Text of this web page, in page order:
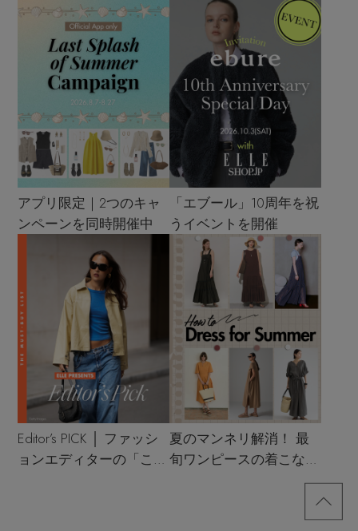
アプリ限定｜2つのキャ
ンペーンを同時開催中
「エブール」10周年を祝
うイベントを開催
Editor’s PICK │ ファッシ
ョンエディターの「これ
夏のマンネリ解消！ 最
旬ワンピースの着こなし